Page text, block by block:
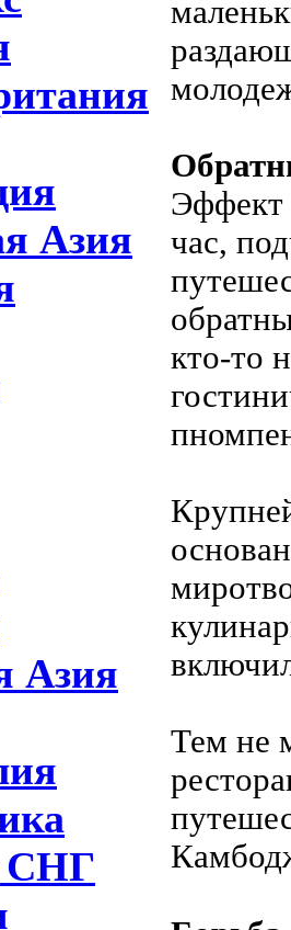
Азия
Азия
СНГ
Эффект
час,
кто-то
Тем не